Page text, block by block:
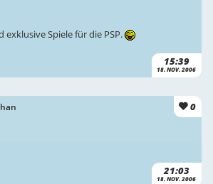
15:39
18. NOV. 2006
exklusive Spiele für die PSP.
0
21:03
18. NOV. 2006